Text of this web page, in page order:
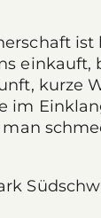
ist
einkauft,
kurze
im